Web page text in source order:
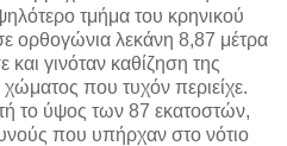
τμήμα του κρηνικού
ορθογώνια λεκάνη 8,87 μέτρα
γινόταν καθίζηση της
που τυχόν περιείχε.
το ύψος των 87 εκατοστών,
που υπήρχαν στο νότιο